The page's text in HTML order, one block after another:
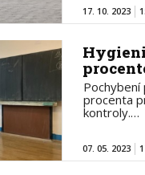
17. 10. 2023
Pochybení
procenta
kontroly.…
07. 05. 2023